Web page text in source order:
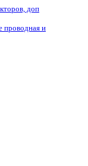
доп
проводная и